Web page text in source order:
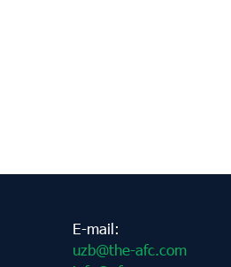
E-mail:
uzb@the-afc.com